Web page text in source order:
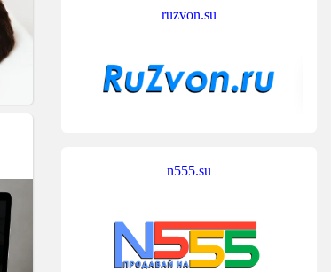
ruzvon.su
n555.su